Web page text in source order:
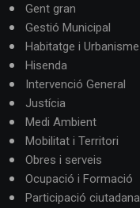
Gent gran
Gestió Municipal
Habitatge i Urbanisme
Hisenda
Intervenció General
Justícia
Medi Ambient
Mobilitat i Territori
Obres i serveis
Ocupació i Formació
Participació ciutadana